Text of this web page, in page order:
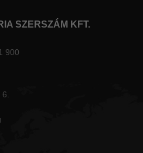
SZERSZÁM KFT.
900
6.